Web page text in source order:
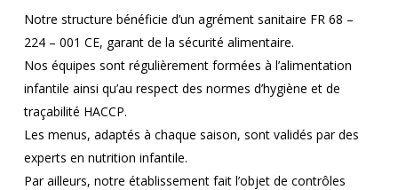
Notre structure bénéficie d’un agrément sanitaire FR 68 –
224 – 001 CE, garant de la sécurité alimentaire.
Nos équipes sont régulièrement formées à l’alimentation
infantile ainsi qu’au respect des normes d’hygiène et de
traçabilité HACCP.
Les menus, adaptés à chaque saison, sont validés par des
experts en nutrition infantile.
Par ailleurs, notre établissement fait l’objet de contrôles